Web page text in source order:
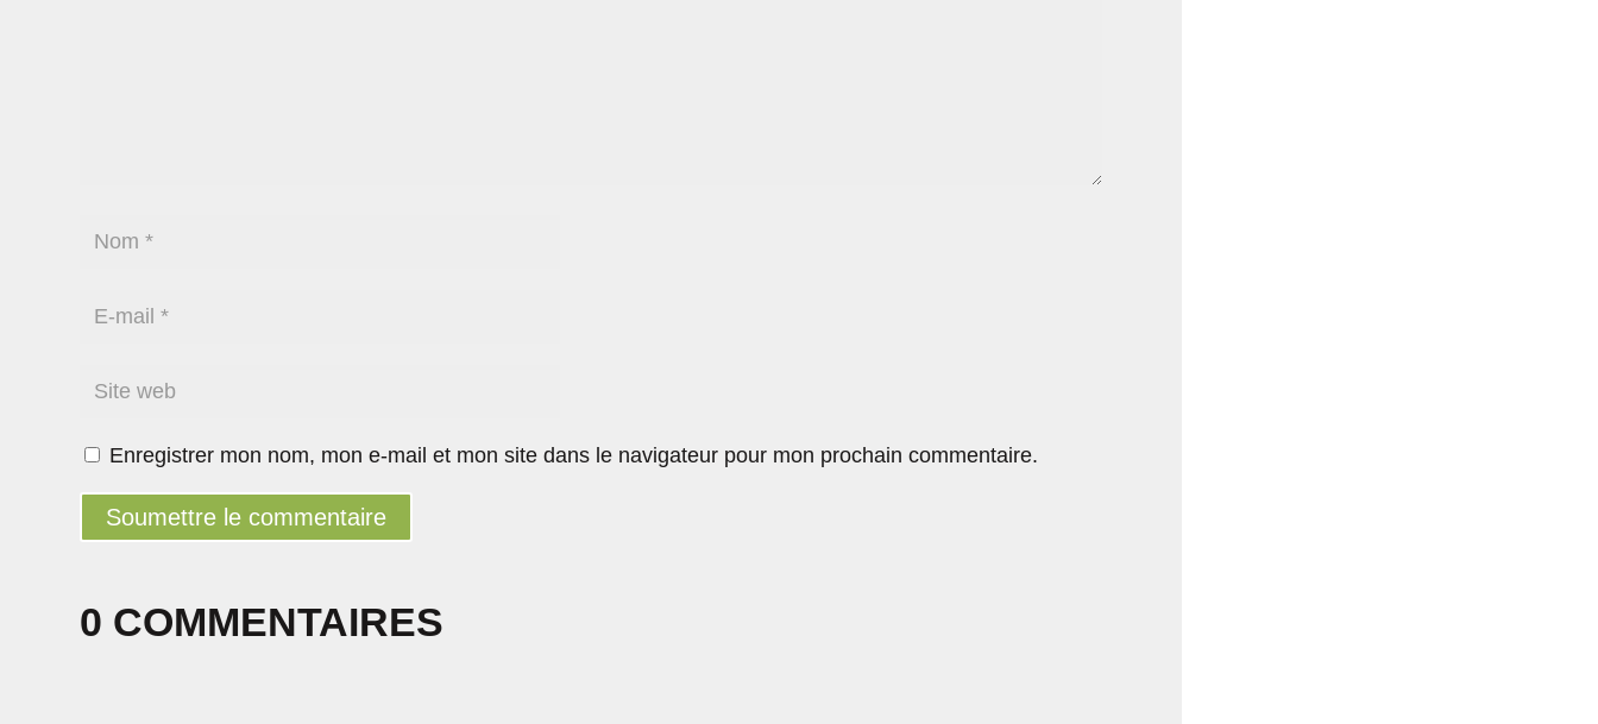
0 COMMENTAIRES
Enregistrer mon nom, mon e-mail et mon site dans le navigateur pour mon prochain commentaire.
Soumettre le commentaire